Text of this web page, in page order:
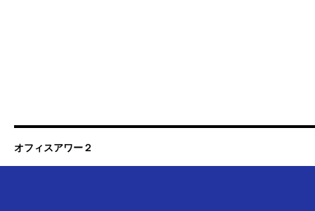
オフィスアワー２